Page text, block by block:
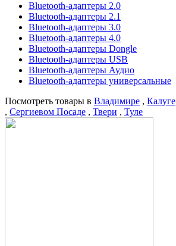
Bluetooth-адаптеры 2.0
Bluetooth-адаптеры 2.1
Bluetooth-адаптеры 3.0
Bluetooth-адаптеры 4.0
Bluetooth-адаптеры Dongle
Bluetooth-адаптеры USB
Bluetooth-адаптеры Аудио
Bluetooth-адаптеры универсальные
Посмотреть товары в Владимире , Калуге
, Сергиевом Посаде , Твери , Туле